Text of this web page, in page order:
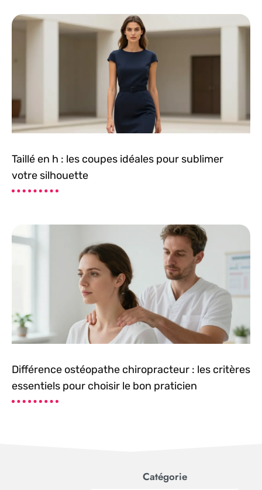
Taillé en h : les coupes idéales pour sublimer
votre silhouette
Différence ostéopathe chiropracteur : les critères
essentiels pour choisir le bon praticien
Catégorie